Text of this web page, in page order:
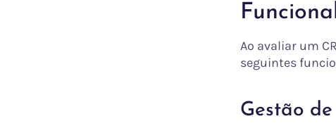
Ao avaliar um
seguintes
Gestão